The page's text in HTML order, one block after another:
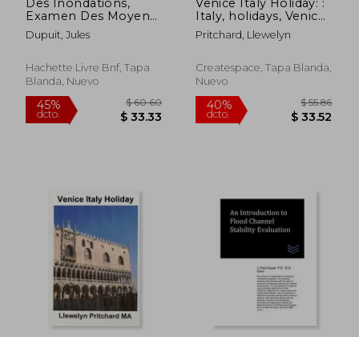
Examen Des Moyens
Proposés Pour En
Prévenir Le Retour
Dupuit, Jules
Hachette Livre Bnf, Tapa
Blanda, Nuevo
Italy, holidays, Venice,
travel, tourism (en
Búlgaro)
Pritchard, Llewelyn
Createspace, Tapa Blanda,
Nuevo